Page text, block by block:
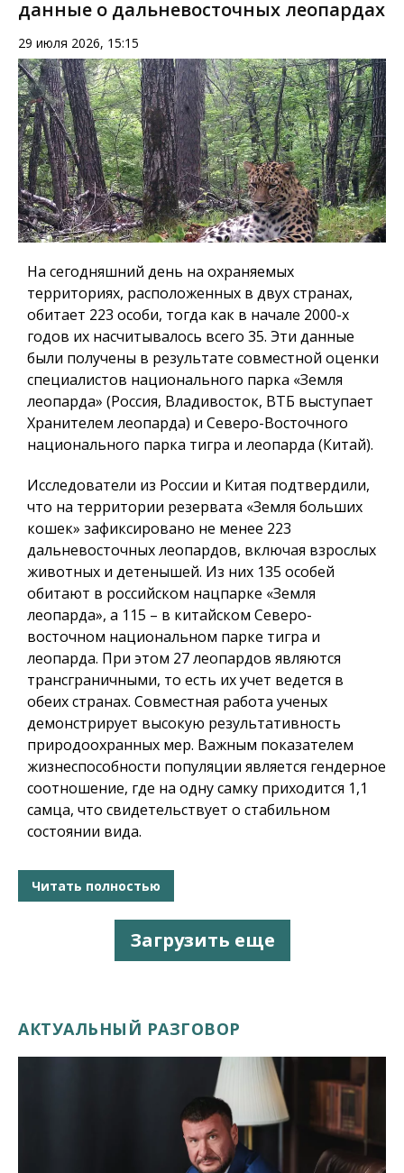
данные о дальневосточных леопардах
29 июля 2026, 15:15
На сегодняшний день на охраняемых
территориях, расположенных в двух странах,
обитает 223 особи, тогда как в начале 2000-х
годов их насчитывалось всего 35. Эти данные
были получены в результате совместной оценки
специалистов национального парка «Земля
леопарда» (Россия, Владивосток, ВТБ выступает
Хранителем леопарда) и Северо-Восточного
национального парка тигра и леопарда (Китай).
Исследователи из России и Китая подтвердили,
что на территории резервата «Земля больших
кошек» зафиксировано не менее 223
дальневосточных леопардов, включая взрослых
животных и детенышей. Из них 135 особей
обитают в российском нацпарке «Земля
леопарда», а 115 – в китайском Северо-
восточном национальном парке тигра и
леопарда. При этом 27 леопардов являются
трансграничными, то есть их учет ведется в
обеих странах. Совместная работа ученых
демонстрирует высокую результативность
природоохранных мер. Важным показателем
жизнеспособности популяции является гендерное
соотношение, где на одну самку приходится 1,1
самца, что свидетельствует о стабильном
состоянии вида.
Читать полностью
Загрузить еще
АКТУАЛЬНЫЙ РАЗГОВОР